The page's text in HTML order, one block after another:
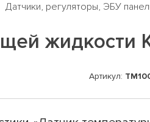
Датчики, регуляторы, ЭБУ
жидкости
Артикул: